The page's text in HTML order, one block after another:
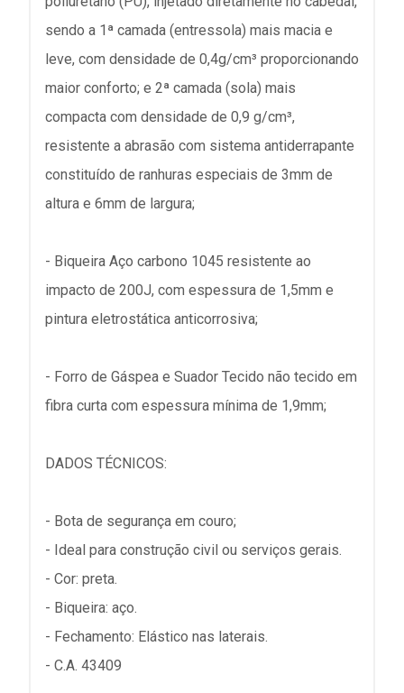
sendo a 1ª camada (entressola) mais macia e
leve, com densidade de 0,4g/cm³ proporcionando
maior conforto; e 2ª camada (sola) mais
compacta com densidade de 0,9 g/cm³,
resistente a abrasão com sistema antiderrapante
constituído de ranhuras especiais de 3mm de
altura e 6mm de largura;
- Biqueira Aço carbono 1045 resistente ao
impacto de 200J, com espessura de 1,5mm e
pintura eletrostática anticorrosiva;
- Forro de Gáspea e Suador Tecido não tecido em
fibra curta com espessura mínima de 1,9mm;
DADOS TÉCNICOS:
- Bota de segurança em couro;
- Ideal para construção civil ou serviços gerais.
- Cor: preta.
- Biqueira: aço.
- Fechamento: Elástico nas laterais.
- C.A. 43409